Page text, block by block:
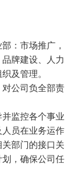
：市场推广，
牌建设、人力
及管理。
公司负全部责
监控各个事业
员在业务运作
部门的接口关
，确保公司任